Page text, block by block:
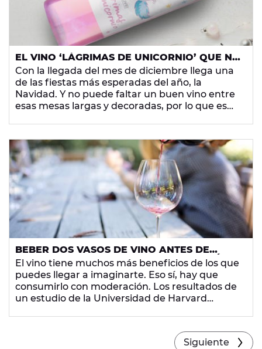
EL VINO ‘LÁGRIMAS DE UNICORNIO’ QUE NO
PUEDE FALTAR EN TUS FIESTAS
Con la llegada del mes de diciembre llega una
de las fiestas más esperadas del año, la
Navidad. Y no puede faltar un buen vino entre
esas mesas largas y decoradas, por lo que es
¿Vino blanco o tinto?¿Por qué no apostar por un
nuevo color?
BEBER DOS VASOS DE VINO ANTES DE
DORMIR AYUDAN A PERDER PESO, SEGÚN
LA CIENCIA
El vino tiene muchos más beneficios de los que
puedes llegar a imaginarte. Eso sí, hay que
consumirlo con moderación. Los resultados de
un estudio de la Universidad de Harvard
tener obesidad y otros problemas relacionados
Siguiente